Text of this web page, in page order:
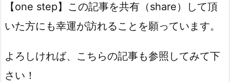
【one step】この記事を共有（share）して頂
いた方にも幸運が訪れることを願っています。
よろしければ、こちらの記事も参照してみて下
さい！